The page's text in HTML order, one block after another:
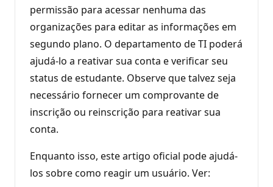
permissão para acessar nenhuma das
organizações para editar as informações em
segundo plano. O departamento de TI poderá
ajudá-lo a reativar sua conta e verificar seu
status de estudante. Observe que talvez seja
necessário fornecer um comprovante de
inscrição ou reinscrição para reativar sua
conta.
Enquanto isso, este artigo oficial pode ajudá-
los sobre como reagir um usuário. Ver: